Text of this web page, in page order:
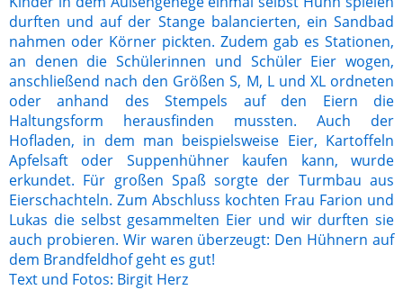
durften und auf der Stange balancierten, ein Sandbad
nahmen oder Körner pickten. Zudem gab es Stationen,
an denen die Schülerinnen und Schüler Eier wogen,
anschließend nach den Größen S, M, L und XL ordneten
oder anhand des Stempels auf den Eiern die
Haltungsform herausfinden mussten. Auch der
Hofladen, in dem man beispielsweise Eier, Kartoffeln
Apfelsaft oder Suppenhühner kaufen kann, wurde
erkundet. Für großen Spaß sorgte der Turmbau aus
Eierschachteln. Zum Abschluss kochten Frau Farion und
Lukas die selbst gesammelten Eier und wir durften sie
auch probieren. Wir waren überzeugt: Den Hühnern auf
dem Brandfeldhof geht es gut!
Text und Fotos: Birgit Herz